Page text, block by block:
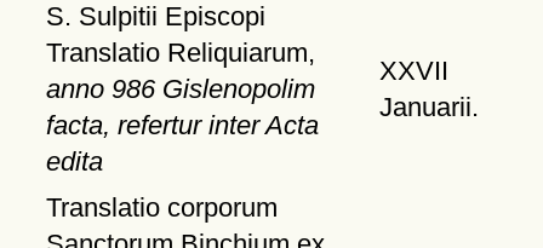
S. Sulpitii Episcopi
Translatio Reliquiarum,
anno 986 Gislenopolim
facta, refertur inter Acta
edita
XXVII
Januarii.
Translatio corporum